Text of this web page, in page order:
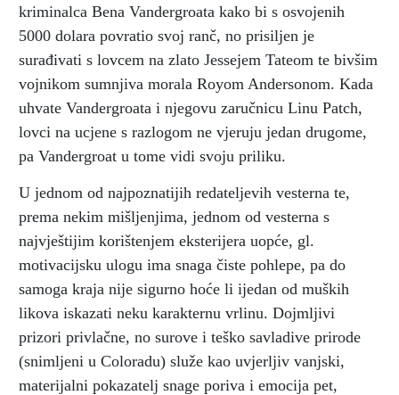
kriminalca Bena Vandergroata kako bi s osvojenih
5000 dolara povratio svoj ranč, no prisiljen je
surađivati s lovcem na zlato Jessejem Tateom te bivšim
vojnikom sumnjiva morala Royom Andersonom. Kada
uhvate Vandergroata i njegovu zaručnicu Linu Patch,
lovci na ucjene s razlogom ne vjeruju jedan drugome,
pa Vandergroat u tome vidi svoju priliku.
U jednom od najpoznatijih redateljevih vesterna te,
prema nekim mišljenjima, jednom od vesterna s
najvještijim korištenjem eksterijera uopće, gl.
motivacijsku ulogu ima snaga čiste pohlepe, pa do
samoga kraja nije sigurno hoće li ijedan od muških
likova iskazati neku karakternu vrlinu. Dojmljivi
prizori privlačne, no surove i teško savladive prirode
(snimljeni u Coloradu) služe kao uvjerljiv vanjski,
materijalni pokazatelj snage poriva i emocija pet,